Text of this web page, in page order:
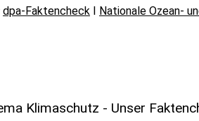
dpa-Faktencheck I Nationale Ozean-
Klimaschutz - Unser